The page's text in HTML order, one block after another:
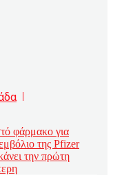
φάρμακο για
της Pfizer
την πρώτη